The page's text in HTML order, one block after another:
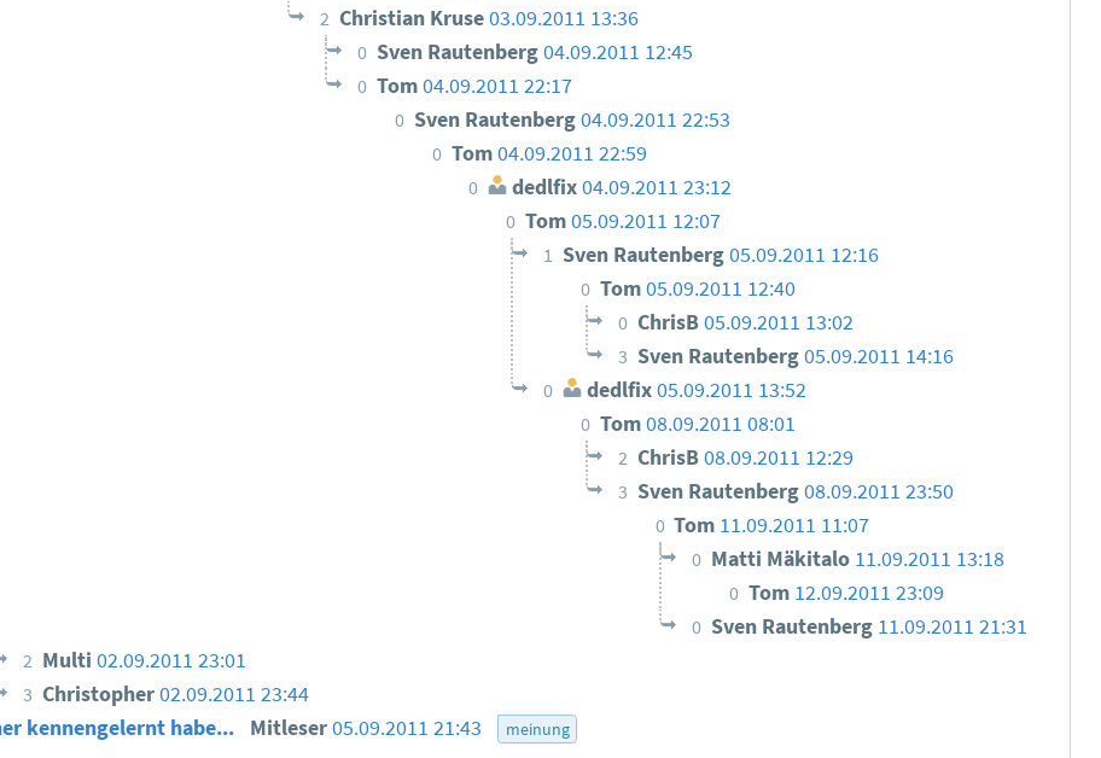
2 Christian Kruse03.09.2011 13:36
0 Sven Rautenberg04.09.2011 12:45
0 Tom04.09.2011 22:17
0 Sven Rautenberg04.09.2011 22:53
0 Tom04.09.2011 22:59
0 dedlfix04.09.2011 23:12
0 Tom05.09.2011 12:07
1 Sven Rautenberg05.09.2011 12:16
0 Tom05.09.2011 12:40
0 ChrisB05.09.2011 13:02
3 Sven Rautenberg05.09.2011 14:16
0 dedlfix05.09.2011 13:52
0 Tom08.09.2011 08:01
2 ChrisB08.09.2011 12:29
3 Sven Rautenberg08.09.2011 23:50
0 Tom 11.09.2011 11:07
0 Matti Mäkitalo 11.09.2011 13:18
0 Tom 12.09.2011 23:09
0 Sven Rautenberg 11.09.2011 21:31
2 Multi 02.09.2011 23:01
3 Christopher02.09.2011 23:44
kennengelernt habe... Mitleser05.09.2011 21:43 meinung